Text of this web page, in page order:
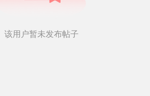
该用户暂未发布帖子